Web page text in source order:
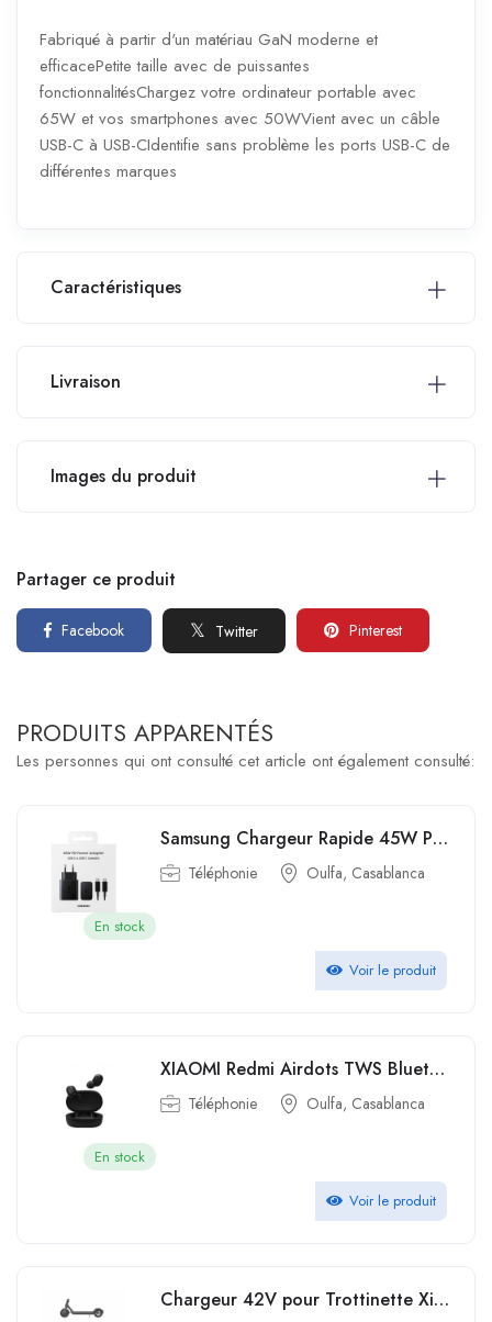
Fabriqué à partir d'un matériau GaN moderne et
efficacePetite taille avec de puissantes
fonctionnalitésChargez votre ordinateur portable avec
65W et vos smartphones avec 50WVient avec un câble
USB-C à USB-CIdentifie sans problème les ports USB-C de
différentes marques
Caractéristiques
Livraison
Images du produit
Partager ce produit
Facebook Twitter Pinterest
PRODUITS APPARENTÉS
Les personnes qui ont consulté cet article ont également consulté:
Samsung Chargeur Rapide 45W PD Adapter USB C to USB C Cable 5A
Téléphonie Oulfa, Casablanca
En stock
Voir le produit
XIAOMI Redmi Airdots TWS Bluetooth 5.0 écouteur Sans Fil Eearphones
Téléphonie Oulfa, Casablanca
En stock
Voir le produit
Chargeur 42V pour Trottinette Xiaomi M365 M365 PRO Ninebot Kickscooter Segway G30LE ES1 ES2 E22E E25 F25E AIR T15 Phonillico